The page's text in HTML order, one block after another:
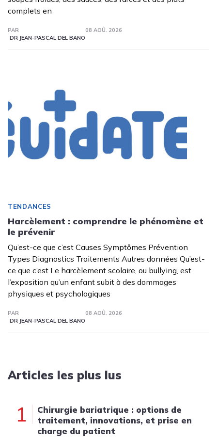
complets en
PAR
DR JEAN-PASCAL DEL BANO
08 AOÛ. 2026
TENDANCES
Harcèlement : comprendre le phénomène et
le prévenir
Qu’est-ce que c’est Causes Symptômes Prévention
Types Diagnostics Traitements Autres données Qu’est-
ce que c’est Le harcèlement scolaire, ou bullying, est
l’exposition qu’un enfant subit à des dommages
physiques et psychologiques
PAR
DR JEAN-PASCAL DEL BANO
08 AOÛ. 2026
Articles les plus lus
1
Chirurgie bariatrique : options de
traitement, innovations, et prise en
charge du patient